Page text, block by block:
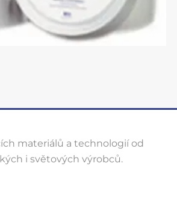
materiálů a technologií od
i světových výrobců.